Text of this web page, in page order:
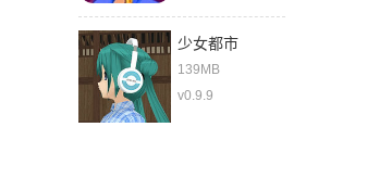
少女都市
139MB
v0.9.9